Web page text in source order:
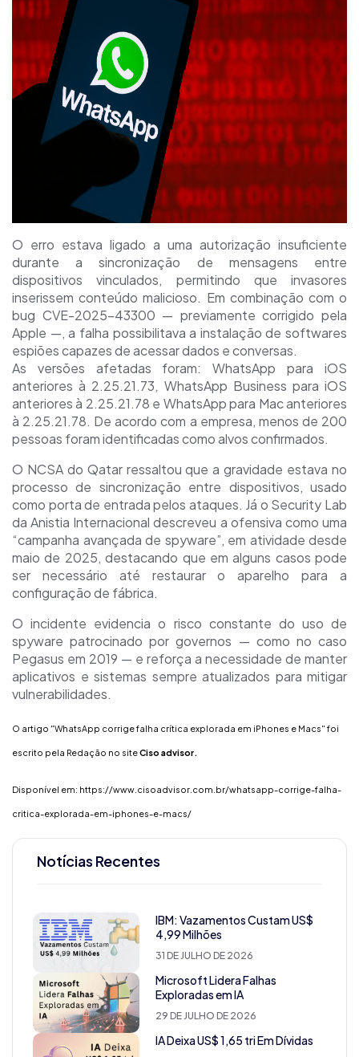
O erro estava ligado a uma autorização insuficiente
durante a sincronização de mensagens entre
dispositivos vinculados, permitindo que invasores
inserissem conteúdo malicioso. Em combinação com o
bug CVE-2025-43300 — previamente corrigido pela
Apple —, a falha possibilitava a instalação de softwares
espiões capazes de acessar dados e conversas.
As versões afetadas foram: WhatsApp para iOS
anteriores à 2.25.21.73, WhatsApp Business para iOS
anteriores à 2.25.21.78 e WhatsApp para Mac anteriores
à 2.25.21.78. De acordo com a empresa, menos de 200
pessoas foram identificadas como alvos confirmados.
O NCSA do Qatar ressaltou que a gravidade estava no
processo de sincronização entre dispositivos, usado
como porta de entrada pelos ataques. Já o Security Lab
da Anistia Internacional descreveu a ofensiva como uma
“campanha avançada de spyware”, em atividade desde
maio de 2025, destacando que em alguns casos pode
ser necessário até restaurar o aparelho para a
configuração de fábrica.
O incidente evidencia o risco constante do uso de
spyware patrocinado por governos — como no caso
Pegasus em 2019 — e reforça a necessidade de manter
aplicativos e sistemas sempre atualizados para mitigar
vulnerabilidades.
O artigo "WhatsApp corrige falha crítica explorada em iPhones e Macs" foi
escrito pela Redação no siteCiso advisor.
Disponível em: https://www.cisoadvisor.com.br/whatsapp-corrige-falha-
critica-explorada-em-iphones-e-macs/
Notícias Recentes
IBM: Vazamentos Custam US$
4,99 Milhões
31 DE JULHO DE 2026
Microsoft Lidera Falhas
Exploradas em IA
29 DE JULHO DE 2026
IA Deixa US$ 1,65 tri Em Dívidas